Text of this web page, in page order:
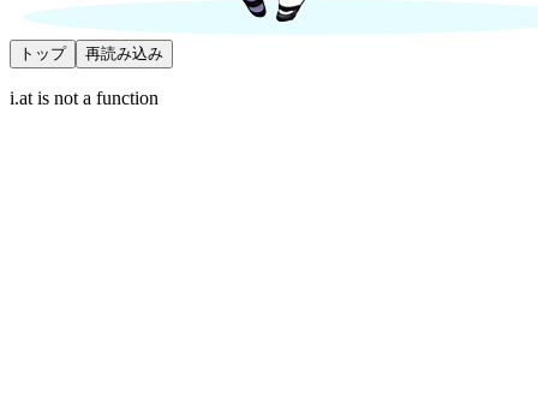
トップ 再読み込み
i.at is not a function